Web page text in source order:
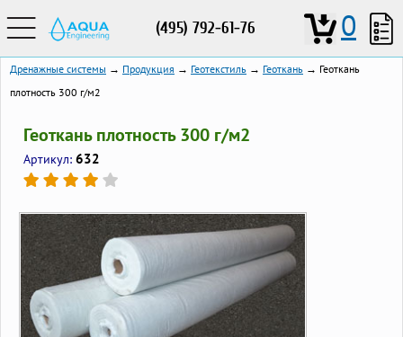
(495) 792-61-76 0
Дренажные системы → Продукция → Геотекстиль → Геоткань → Геоткань
плотность 300 г/м2
Геоткань плотность 300 г/м2
Артикул: 632